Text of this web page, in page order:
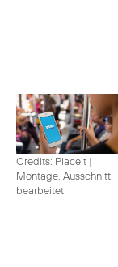
Credits: Placeit |
Montage, Ausschnitt
bearbeitet